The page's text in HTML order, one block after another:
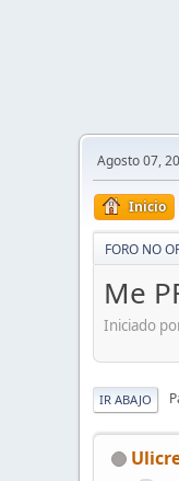
Agosto 07,
Inicio
FORO NO
Me
Iniciado
IR ABAJO